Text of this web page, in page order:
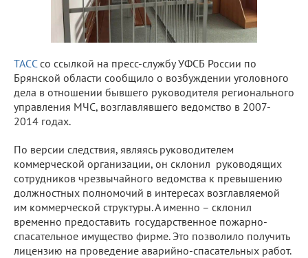
ТАССсо ссылкой на пресс-службу УФСБ России по
Брянской области сообщило о возбуждении уголовного
дела в отношении бывшего руководителя регионального
управления МЧС, возглавлявшего ведомство в 2007-
2014 годах.
По версии следствия, являясь руководителем
коммерческой организации, он склонил руководящих
сотрудников чрезвычайного ведомства к превышению
должностных полномочий в интересах возглавляемой
им коммерческой структуры. А именно – склонил
временно предоставить государственное пожарно-
спасательное имущество фирме. Это позволило получить
лицензию на проведение аварийно-спасательных работ.